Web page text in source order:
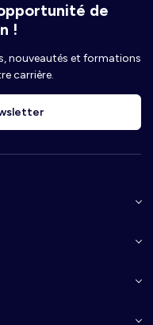
de
!
nouveautés et formations
carrière.